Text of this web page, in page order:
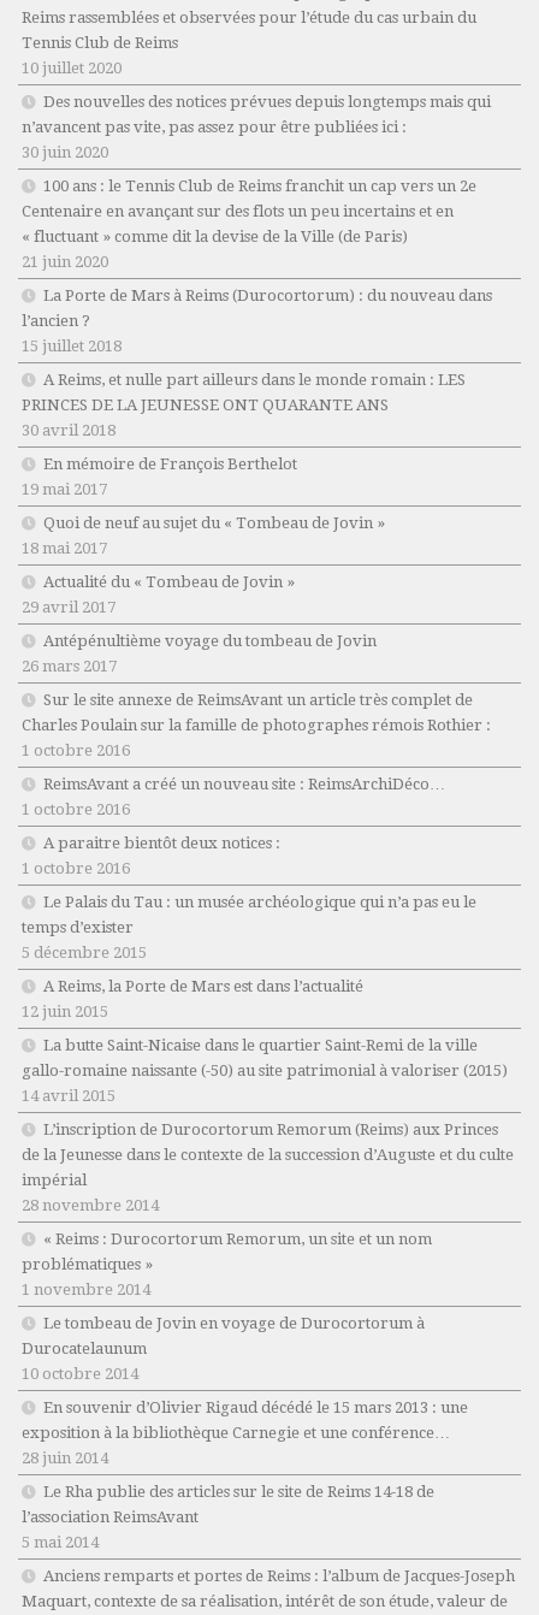
Reims rassemblées et observées pour l’étude du cas urbain du
Tennis Club de Reims
10 juillet 2020
Des nouvelles des notices prévues depuis longtemps mais qui
n’avancent pas vite, pas assez pour être publiées ici :
30 juin 2020
100 ans : le Tennis Club de Reims franchit un cap vers un 2e
Centenaire en avançant sur des flots un peu incertains et en
« fluctuant » comme dit la devise de la Ville (de Paris)
21 juin 2020
La Porte de Mars à Reims (Durocortorum) : du nouveau dans
l’ancien ?
15 juillet 2018
A Reims, et nulle part ailleurs dans le monde romain : LES
PRINCES DE LA JEUNESSE ONT QUARANTE ANS
30 avril 2018
En mémoire de François Berthelot
19 mai 2017
Quoi de neuf au sujet du « Tombeau de Jovin »
18 mai 2017
Actualité du « Tombeau de Jovin »
29 avril 2017
Antépénultième voyage du tombeau de Jovin
26 mars 2017
Sur le site annexe de ReimsAvant un article très complet de
Charles Poulain sur la famille de photographes rémois Rothier :
1 octobre 2016
ReimsAvant a créé un nouveau site : ReimsArchiDéco…
1 octobre 2016
A paraitre bientôt deux notices :
1 octobre 2016
Le Palais du Tau : un musée archéologique qui n’a pas eu le
temps d’exister
5 décembre 2015
A Reims, la Porte de Mars est dans l’actualité
12 juin 2015
La butte Saint-Nicaise dans le quartier Saint-Remi de la ville
gallo-romaine naissante (-50) au site patrimonial à valoriser (2015)
14 avril 2015
L’inscription de Durocortorum Remorum (Reims) aux Princes
de la Jeunesse dans le contexte de la succession d’Auguste et du culte
impérial
28 novembre 2014
« Reims : Durocortorum Remorum, un site et un nom
problématiques »
1 novembre 2014
Le tombeau de Jovin en voyage de Durocortorum à
Durocatelaunum
10 octobre 2014
En souvenir d’Olivier Rigaud décédé le 15 mars 2013 : une
exposition à la bibliothèque Carnegie et une conférence…
28 juin 2014
Le Rha publie des articles sur le site de Reims 14-18 de
l’association ReimsAvant
5 mai 2014
Anciens remparts et portes de Reims : l’album de Jacques-Joseph
Maquart, contexte de sa réalisation, intérêt de son étude, valeur de